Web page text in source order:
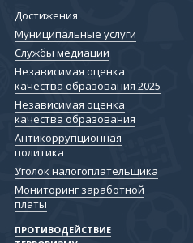
Достижения
Муниципальные услуги
Службы медиации
Независимая оценка
качества образования 2025
Независимая оценка
качества образования
Антикоррупционная
политика
Уголок налогоплательщика
Мониторинг заработной
платы
ПРОТИВОДЕЙСТВИЕ